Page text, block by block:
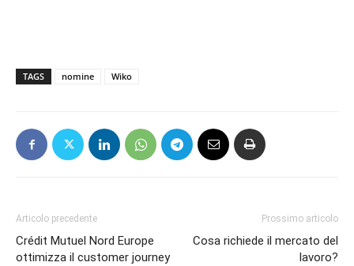
TAGS nomine Wiko
Articolo precedente
Crédit Mutuel Nord Europe
ottimizza il customer journey
Prossimo articolo
Cosa richiede il mercato del
lavoro?